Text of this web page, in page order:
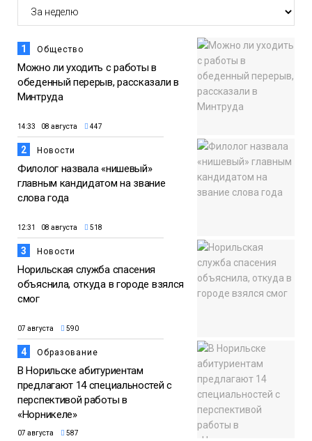
1 Общество
Можно ли уходить с работы в
обеденный перерыв, рассказали в
Минтруда
14:33 08 августа 447
2 Новости
Филолог назвала «нишевый»
главным кандидатом на звание
слова года
12:31 08 августа 518
3 Новости
Норильская служба спасения
объяснила, откуда в городе взялся
смог
07 августа 590
4 Образование
В Норильске абитуриентам
предлагают 14 специальностей с
перспективой работы в
«Норникеле»
07 августа 587